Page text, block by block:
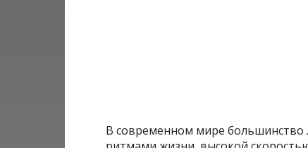
В современном мире большинство